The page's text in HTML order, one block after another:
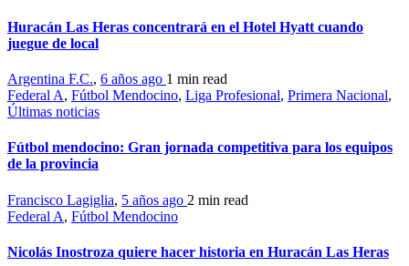
Huracán Las Heras concentrará en el Hotel Hyatt cuando
juegue de local
Argentina F.C., 6 años ago 1 min read
Federal A, Fútbol Mendocino, Liga Profesional, Primera Nacional,
Últimas noticias
Fútbol mendocino: Gran jornada competitiva para los equipos
de la provincia
Francisco Lagiglia, 5 años ago 2 min read
Federal A, Fútbol Mendocino
Nicolás Inostroza quiere hacer historia en Huracán Las Heras